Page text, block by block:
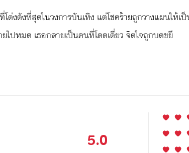
โด่งดังที่สุดในวงการบันเทิง แต่โชคร้ายถูกวางแผนใ
ไปหมด เธอกลายเป็นคนที่โดดเดี่ยว จิตใจถูกบดขยี
5.0